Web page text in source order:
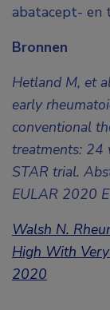
abatacept- en
Bronnen
Hetland M, et
early
conventional
treatments: 24
STAR trial.
EULAR 2020
Walsh N.
High With
2020